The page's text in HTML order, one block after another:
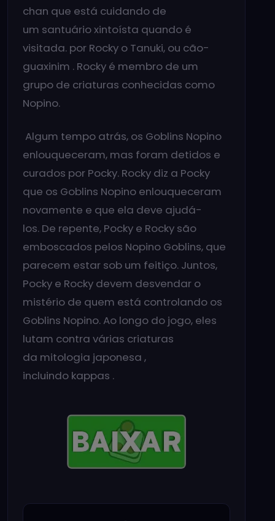
chan que está cuidando de
um santuário xintoísta quando é
visitada. por Rocky o Tanuki, ou cão-
guaxinim . Rocky é membro de um
grupo de criaturas conhecidas como
Nopino.
Algum tempo atrás, os Goblins Nopino
enlouqueceram, mas foram detidos e
curados por Pocky. Rocky diz a Pocky
que os Goblins Nopino enlouqueceram
novamente e que ela deve ajudá-
los. De repente, Pocky e Rocky são
emboscados pelos Nopino Goblins, que
parecem estar sob um feitiço. Juntos,
Pocky e Rocky devem desvendar o
mistério de quem está controlando os
Goblins Nopino. Ao longo do jogo, eles
lutam contra várias criaturas
da mitologia japonesa ,
incluindo kappas .